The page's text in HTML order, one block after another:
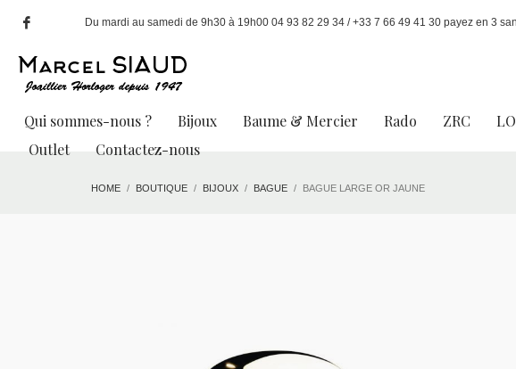
Du mardi au samedi de 9h30 à 19h00 04 93 82 29 34 / +33 7 66 49 41 30 payez en 3
Qui sommes-nous ? Bijoux Baume & Mercier Rado ZRC
Outlet
Contactez-nous
HOME BOUTIQUE BIJOUX BAGUE BAGUE LARGE OR JAUNE